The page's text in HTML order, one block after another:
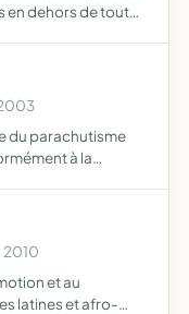
en dehors de tout
du parachutisme
à la
2010
et au
latines et afro-